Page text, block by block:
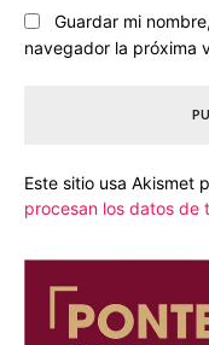
Guardar mi
navegador la próxima
Este sitio usa Akismet
procesan los datos de